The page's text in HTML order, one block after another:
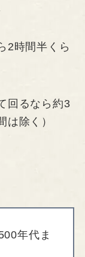
2時間半くら
回るなら約3
は除く）
年代ま